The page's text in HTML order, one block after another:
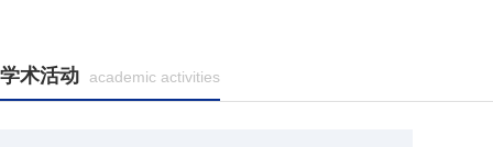
学术活动 academic activities